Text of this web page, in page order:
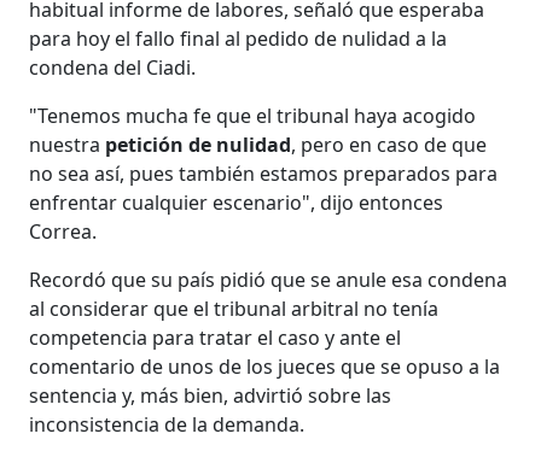
habitual informe de labores, señaló que esperaba
para hoy el fallo final al pedido de nulidad a la
condena del Ciadi.
"Tenemos mucha fe que el tribunal haya acogido
nuestra petición de nulidad, pero en caso de que
no sea así, pues también estamos preparados para
enfrentar cualquier escenario", dijo entonces
Correa.
Recordó que su país pidió que se anule esa condena
al considerar que el tribunal arbitral no tenía
competencia para tratar el caso y ante el
comentario de unos de los jueces que se opuso a la
sentencia y, más bien, advirtió sobre las
inconsistencia de la demanda.